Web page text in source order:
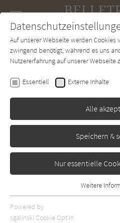
SUCHE Forum
Benjamin Lebert
Crazy
Erschienen: Januar 2021
Auf unserer Webseite werden
zwingend benötigt, während es uns
Nutzererfahrung auf unserer Webseite
Essentiell Externe Inhalte
Alle
Speichern &
Nur essentielle
Essentielle Cookies werden für
Webseite benötigt. Dadurch ist
Weitere
Powered by
sgalinski Cookie Opt In